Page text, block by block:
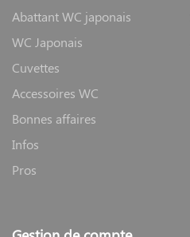
Abattant WC japonais
WC Japonais
Cuvettes
Accessoires WC
Bonnes affaires
Infos
Pros